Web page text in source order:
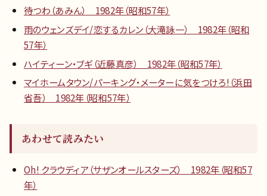
待つわ（あみん） 1982年（昭和57年）
雨のウェンズデイ/恋するカレン（大滝詠一） 1982年（昭和
57年）
ハイティーン・ブギ（近藤真彦） 1982年（昭和57年）
マイホームタウン/パーキング・メーターに気をつけろ!（浜田
省吾） 1982年（昭和57年）
あわせて読みたい
Oh! クラウディア（サザンオールスターズ） 1982年（昭和57
年）